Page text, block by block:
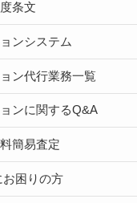
条文
ンシステム
ン代行業務一覧
ンに関するQ&A
簡易査定
お困りの方